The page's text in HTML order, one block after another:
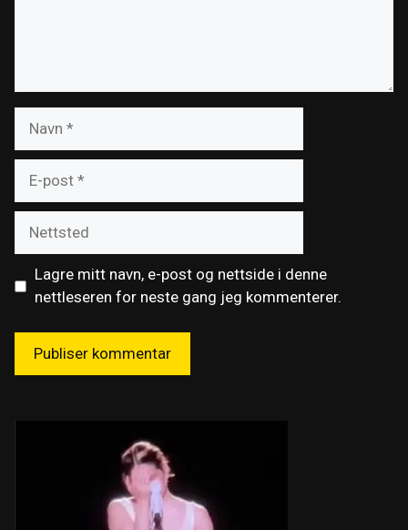
post
Lagre mitt navn, e-post og nettside i denne
nettleseren for neste gang jeg kommenterer.